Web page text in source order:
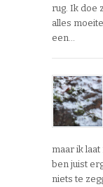
rug. Ik doe
alles
een…
maar ik
ben juist
niets te